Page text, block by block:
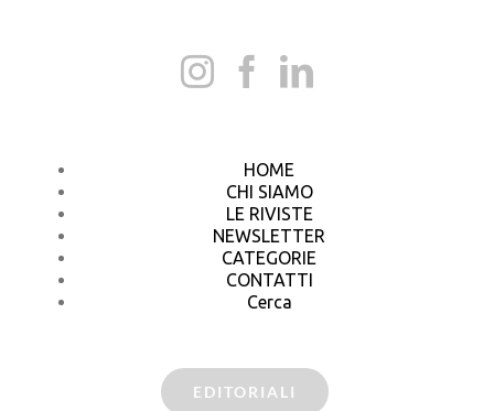
HOME
CHI SIAMO
LE RIVISTE
NEWSLETTER
CATEGORIE
CONTATTI
Cerca
EDITORIALI